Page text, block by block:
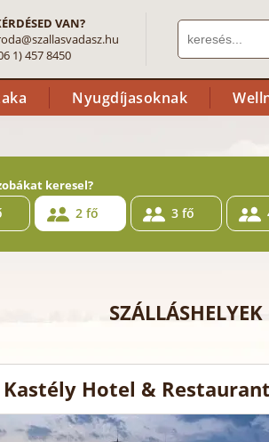
VAN?
1) 457 8450
Nyugdíjasoknak
keresel?
2 fő 3 fő
Hotel &